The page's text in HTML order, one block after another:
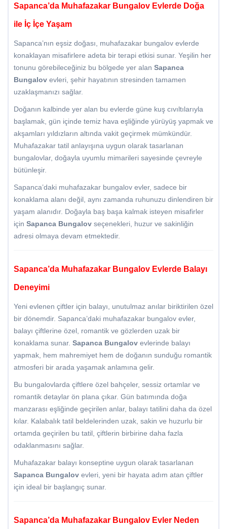
Sapanca’da Muhafazakar Bungalov Evlerde Doğa
ile İç İçe Yaşam
Sapanca’nın eşsiz doğası, muhafazakar bungalov evlerde
konaklayan misafirlere adeta bir terapi etkisi sunar. Yeşilin her
tonunu görebileceğiniz bu bölgede yer alan Sapanca
Bungalov evleri, şehir hayatının stresinden tamamen
uzaklaşmanızı sağlar.
Doğanın kalbinde yer alan bu evlerde güne kuş cıvıltılarıyla
başlamak, gün içinde temiz hava eşliğinde yürüyüş yapmak ve
akşamları yıldızların altında vakit geçirmek mümkündür.
Muhafazakar tatil anlayışına uygun olarak tasarlanan
bungalovlar, doğayla uyumlu mimarileri sayesinde çevreyle
bütünleşir.
Sapanca’daki muhafazakar bungalov evler, sadece bir
konaklama alanı değil, aynı zamanda ruhunuzu dinlendiren bir
yaşam alanıdır. Doğayla baş başa kalmak isteyen misafirler
için Sapanca Bungalov seçenekleri, huzur ve sakinliğin
adresi olmaya devam etmektedir.
Sapanca’da Muhafazakar Bungalov Evlerde Balayı
Deneyimi
Yeni evlenen çiftler için balayı, unutulmaz anılar biriktirilen özel
bir dönemdir. Sapanca’daki muhafazakar bungalov evler,
balayı çiftlerine özel, romantik ve gözlerden uzak bir
konaklama sunar. Sapanca Bungalov evlerinde balayı
yapmak, hem mahremiyet hem de doğanın sunduğu romantik
atmosferi bir arada yaşamak anlamına gelir.
Bu bungalovlarda çiftlere özel bahçeler, sessiz ortamlar ve
romantik detaylar ön plana çıkar. Gün batımında doğa
manzarası eşliğinde geçirilen anlar, balayı tatilini daha da özel
kılar. Kalabalık tatil beldelerinden uzak, sakin ve huzurlu bir
ortamda geçirilen bu tatil, çiftlerin birbirine daha fazla
odaklanmasını sağlar.
Muhafazakar balayı konseptine uygun olarak tasarlanan
Sapanca Bungalov evleri, yeni bir hayata adım atan çiftler
için ideal bir başlangıç sunar.
Sapanca’da Muhafazakar Bungalov Evler Neden